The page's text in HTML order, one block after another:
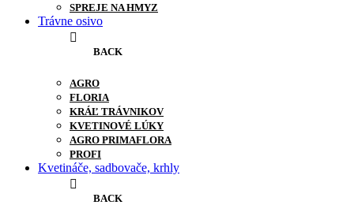
SPREJE NA HMYZ
Trávne osivo
BACK
AGRO
FLORIA
KRÁĽ TRÁVNIKOV
KVETINOVÉ LÚKY
AGRO PRIMAFLORA
PROFI
Kvetináče, sadbovače, krhly
BACK